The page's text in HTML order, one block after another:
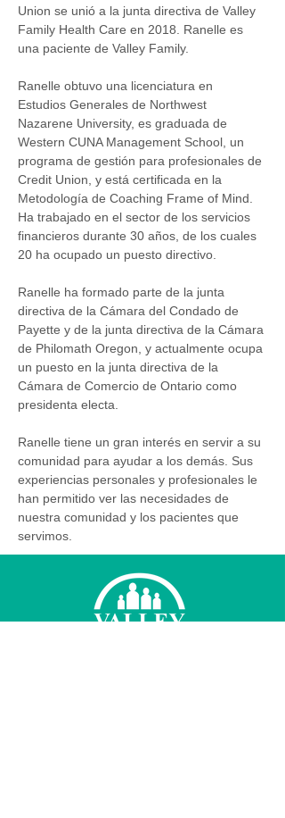
Union se unió a la junta directiva de Valley
Family Health Care en 2018. Ranelle es
una paciente de Valley Family.
Ranelle obtuvo una licenciatura en
Estudios Generales de Northwest
Nazarene University, es graduada de
Western CUNA Management School, un
programa de gestión para profesionales de
Credit Union, y está certificada en la
Metodología de Coaching Frame of Mind.
Ha trabajado en el sector de los servicios
financieros durante 30 años, de los cuales
20 ha ocupado un puesto directivo.
Ranelle ha formado parte de la junta
directiva de la Cámara del Condado de
Payette y de la junta directiva de la Cámara
de Philomath Oregon, y actualmente ocupa
un puesto en la junta directiva de la
Cámara de Comercio de Ontario como
presidenta electa.
Ranelle tiene un gran interés en servir a su
comunidad para ayudar a los demás. Sus
experiencias personales y profesionales le
han permitido ver las necesidades de
nuestra comunidad y los pacientes que
servimos.